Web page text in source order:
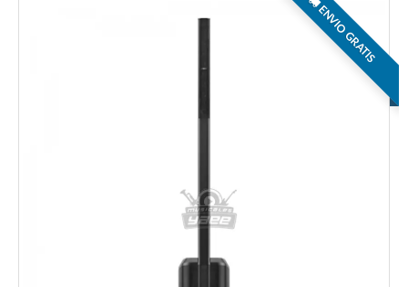
ENVIO GRATIS